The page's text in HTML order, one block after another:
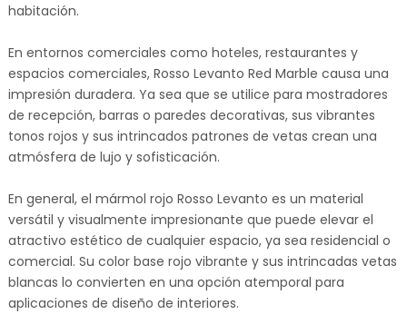
habitación.
En entornos comerciales como hoteles, restaurantes y
espacios comerciales, Rosso Levanto Red Marble causa una
impresión duradera. Ya sea que se utilice para mostradores
de recepción, barras o paredes decorativas, sus vibrantes
tonos rojos y sus intrincados patrones de vetas crean una
atmósfera de lujo y sofisticación.
En general, el mármol rojo Rosso Levanto es un material
versátil y visualmente impresionante que puede elevar el
atractivo estético de cualquier espacio, ya sea residencial o
comercial. Su color base rojo vibrante y sus intrincadas vetas
blancas lo convierten en una opción atemporal para
aplicaciones de diseño de interiores.